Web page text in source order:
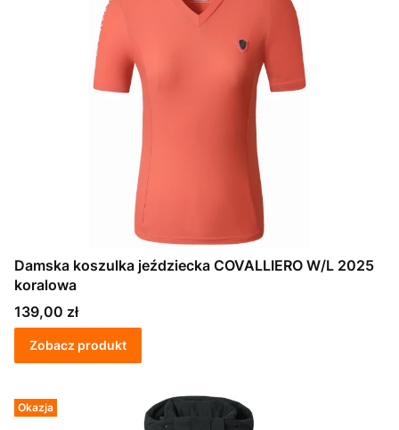
Damska koszulka jeździecka COVALLIERO W/L 2025
koralowa
Cena
139,00 zł
Zobacz produkt
Okazja